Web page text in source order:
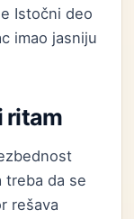
Istočni deo
imao jasniju
ritam
treba da se
rešava